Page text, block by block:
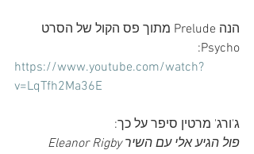
הנה Prelude מתוך פס הקול של הסרט
Psycho:
https://www.youtube.com/watch?
v=LqTfh2Ma36E
ג'ורג' מרטין סיפר על כך: